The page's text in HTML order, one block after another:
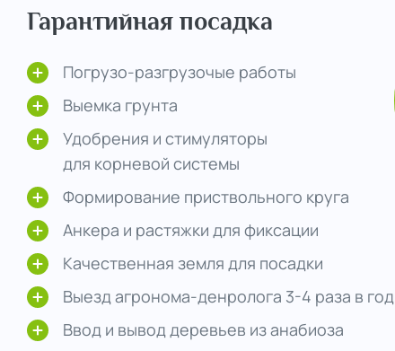
Гарантийная посадка
Погрузо-разгрузочые работы
Выемка грунта
Удобрения и стимуляторы
для корневой системы
Формирование приствольного круга
Анкера и растяжки для фиксации
Качественная земля для посадки
Выезд агронома-денролога 3-4 раза в год
Ввод и вывод деревьев из анабиоза